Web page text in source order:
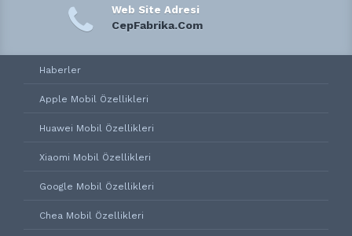
Web Site Adresi
CepFabrika.Com
Haberler
Apple Mobil Özellikleri
Huawei Mobil Özellikleri
Xiaomi Mobil Özellikleri
Google Mobil Özellikleri
Chea Mobil Özellikleri